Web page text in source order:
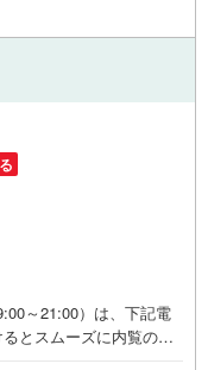
～21:00）は、下記電
とスムーズに内覧のご